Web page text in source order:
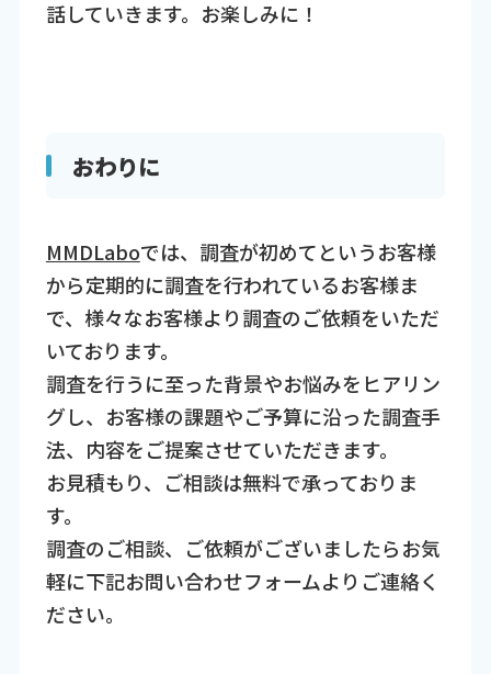
話していきます。お楽しみに！
おわりに
MMDLaboでは、調査が初めてというお客様
から定期的に調査を行われているお客様ま
で、様々なお客様より調査のご依頼をいただ
いております。
調査を行うに至った背景やお悩みをヒアリン
グし、お客様の課題やご予算に沿った調査手
法、内容をご提案させていただきます。
お見積もり、ご相談は無料で承っておりま
す。
調査のご相談、ご依頼がございましたらお気
軽に下記お問い合わせフォームよりご連絡く
ださい。